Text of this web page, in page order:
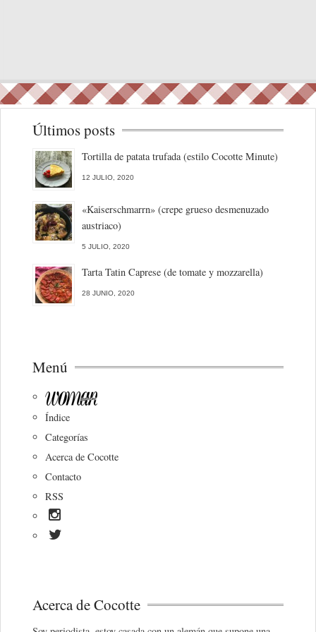
Últimos posts
Tortilla de patata trufada (estilo Cocotte Minute)
12 JULIO, 2020
«Kaiserschmarrn» (crepe grueso desmenuzado
austriaco)
5 JULIO, 2020
Tarta Tatin Caprese (de tomate y mozzarella)
28 JUNIO, 2020
Menú
Índice
Categorías
Acerca de Cocotte
Contacto
RSS
Acerca de Cocotte